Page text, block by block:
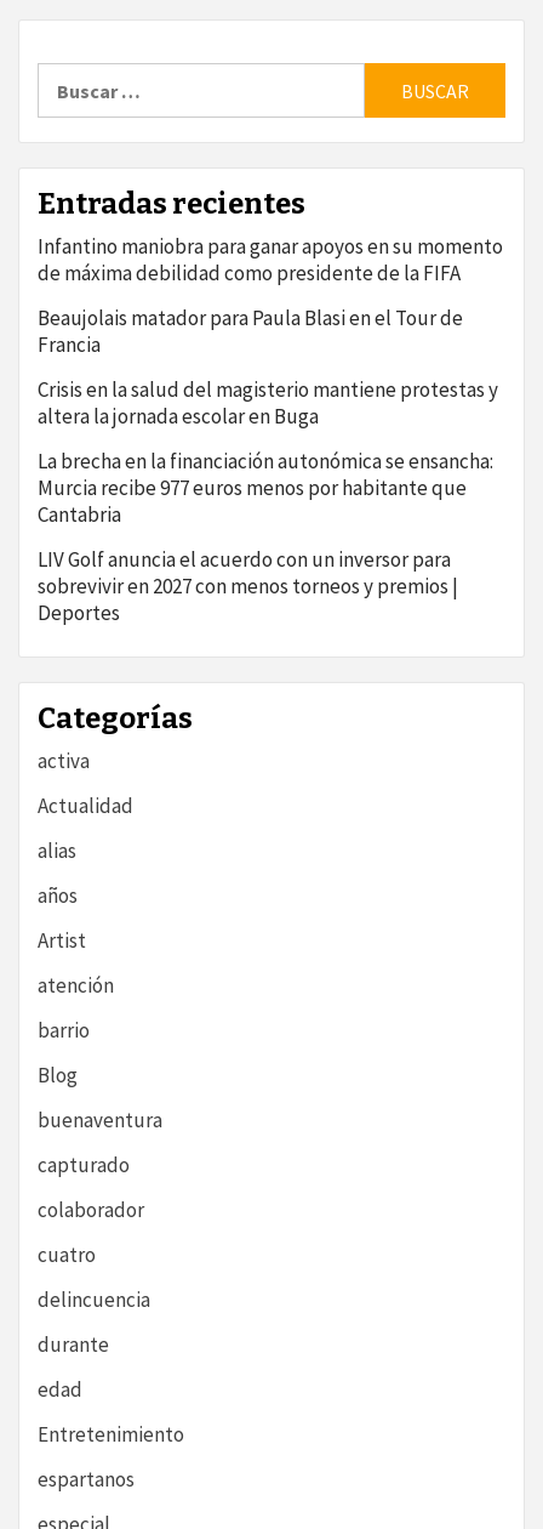
Entradas recientes
Infantino maniobra para ganar apoyos en su momento
de máxima debilidad como presidente de la FIFA
Beaujolais matador para Paula Blasi en el Tour de
Francia
Crisis en la salud del magisterio mantiene protestas y
altera la jornada escolar en Buga
La brecha en la financiación autonómica se ensancha:
Murcia recibe 977 euros menos por habitante que
Cantabria
LIV Golf anuncia el acuerdo con un inversor para
sobrevivir en 2027 con menos torneos y premios |
Deportes
Categorías
activa
Actualidad
alias
años
Artist
atención
barrio
Blog
buenaventura
capturado
colaborador
cuatro
delincuencia
durante
edad
Entretenimiento
espartanos